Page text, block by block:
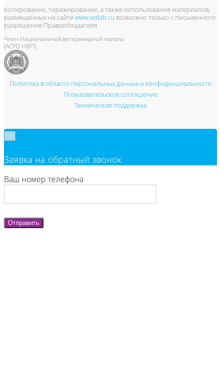
Копирование, тиражирование, а также использование материалов,
размещенных на сайтеwww.vetlab.ru возможно только с письменного
разрешения Правообладателя
Член Национальной ветеринарной палаты
(АСРО НВП)
Политика в области персональных данных и конфиденциальности
Пользовательское соглашение
Техническая поддержка
Заявка на обратный звонок
Ваш номер телефона
Отправить